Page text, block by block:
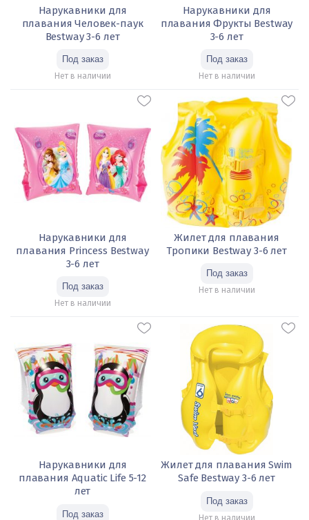
Нарукавники для
плавания Человек-паук
Bestway 3-6 лет
Нет в наличии
Нарукавники для
плавания Фрукты Bestway
3-6 лет
Нет в наличии
Нарукавники для
плавания Princess Bestway
3-6 лет
Нет в наличии
Жилет для плавания
Тропики Bestway 3-6 лет
Нет в наличии
Нарукавники для
плавания Aquatic Life 5-12
лет
Жилет для плавания Swim
Safe Bestway 3-6 лет
Нет в наличии